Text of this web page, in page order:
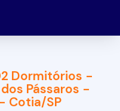
Dormitórios -
Pássaros -
Cotia/SP